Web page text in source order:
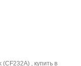
, купить в